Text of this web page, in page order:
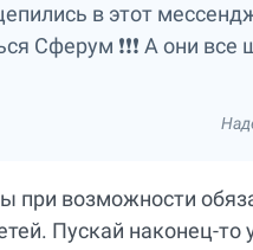
в этот
Сферум ❗️❗️❗️ А они
при возможности
Пускай наконец-то